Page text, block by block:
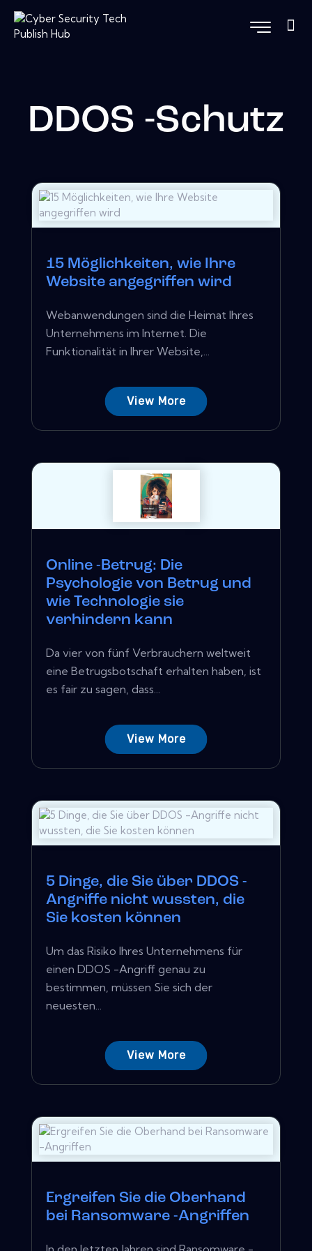
DDOS -Schutz
15 Möglichkeiten, wie Ihre
Website angegriffen wird
Webanwendungen sind die Heimat Ihres
Unternehmens im Internet. Die
Funktionalität in Ihrer Website,...
View More
Online -Betrug: Die
Psychologie von Betrug und
wie Technologie sie
verhindern kann
Da vier von fünf Verbrauchern weltweit
eine Betrugsbotschaft erhalten haben, ist
es fair zu sagen, dass...
View More
5 Dinge, die Sie über DDOS -
Angriffe nicht wussten, die
Sie kosten können
Um das Risiko Ihres Unternehmens für
einen DDOS -Angriff genau zu
bestimmen, müssen Sie sich der
neuesten...
View More
Ergreifen Sie die Oberhand
bei Ransomware -Angriffen